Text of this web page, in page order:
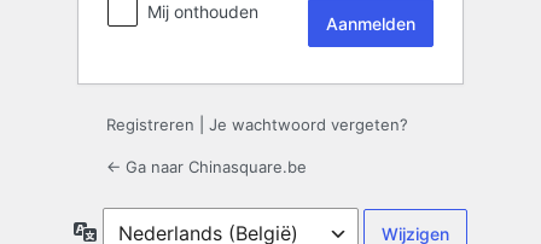
Mij onthouden
Registreren Je wachtwoord vergeten?
← Ga naar Chinasquare.be
Taal